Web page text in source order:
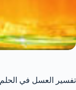
تفسير العسل في الحلم